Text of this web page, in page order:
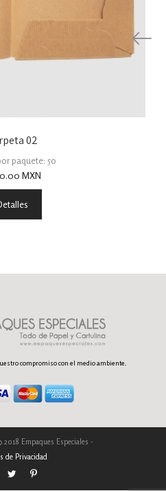
02
paquete: 50
MXN
compromiso con el medio ambiente.
2018 Empaques Especiales -
de Privacidad